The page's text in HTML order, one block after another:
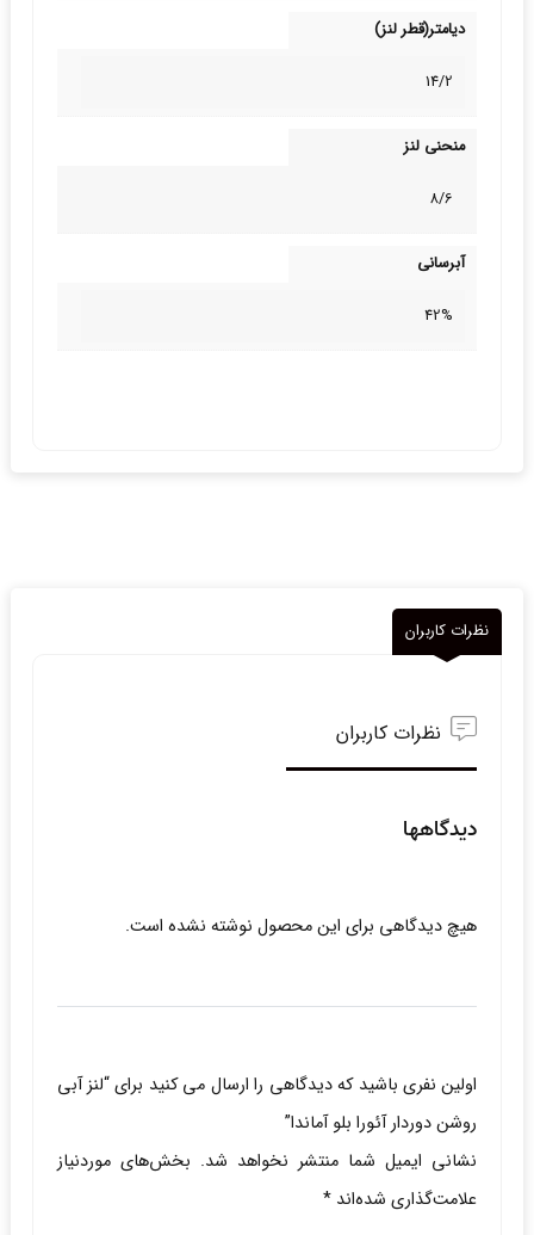
دیامتر(قطر لنز)
14/2
منحنی لنز
8/6
آبرسانی
42%
نظرات کاربران
نظرات کاربران
دیدگاهها
هیچ دیدگاهی برای این محصول نوشته نشده است.
اولین نفری باشید که دیدگاهی را ارسال می کنید برای “لنز آبی
روشن دوردار آئورا بلو آماندا”
نشانی ایمیل شما منتشر نخواهد شد. بخش‌های موردنیاز
علامت‌گذاری شده‌اند *